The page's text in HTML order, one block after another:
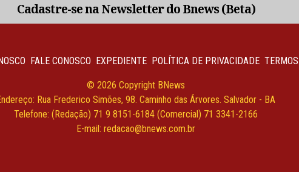
Cadastre-se na Newsletter do Bnews (Beta)
FALE CONOSCO EXPEDIENTE POLÍTICA DE PRIVACIDADE
© 2026 Copyright BNews
Rua Frederico Simões, 98. Caminho das Árvores. Salvador - BA
Telefone: (Redação) 71 9 8151-6184 (Comercial) 71 3341-2166
E-mail: redacao@bnews.com.br